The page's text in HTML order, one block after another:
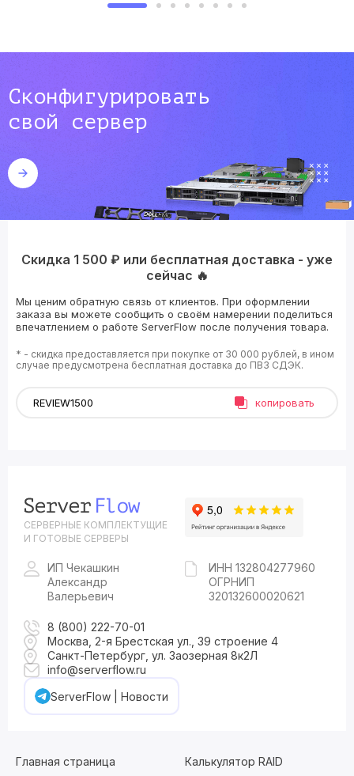
Сконфигурировать
свой сервер
Скидка 1 500 ₽ или бесплатная доставка - уже
сейчас 🔥
Мы ценим обратную связь от клиентов. При оформлении
заказа вы можете сообщить о своём намерении поделиться
впечатлением о работе ServerFlow после получения товара.
* - скидка предоставляется при покупке от 30 000 рублей, в ином
случае предусмотрена бесплатная доставка до ПВЗ СДЭК.
копировать
СЕРВЕРНЫЕ КОМПЛЕКТУЩИЕ
И ГОТОВЫЕ СЕРВЕРЫ
ИП Чекашкин
Александр
Валерьевич
ИНН 132804277960
ОГРНИП
320132600020621
8 (800) 222-70-01
Москва, 2-я Брестская ул., 39 строение 4
Санкт-Петербург, ул. Заозерная 8к2Л
info@serverflow.ru
ServerFlow | Новости
Главная страница Калькулятор RAID